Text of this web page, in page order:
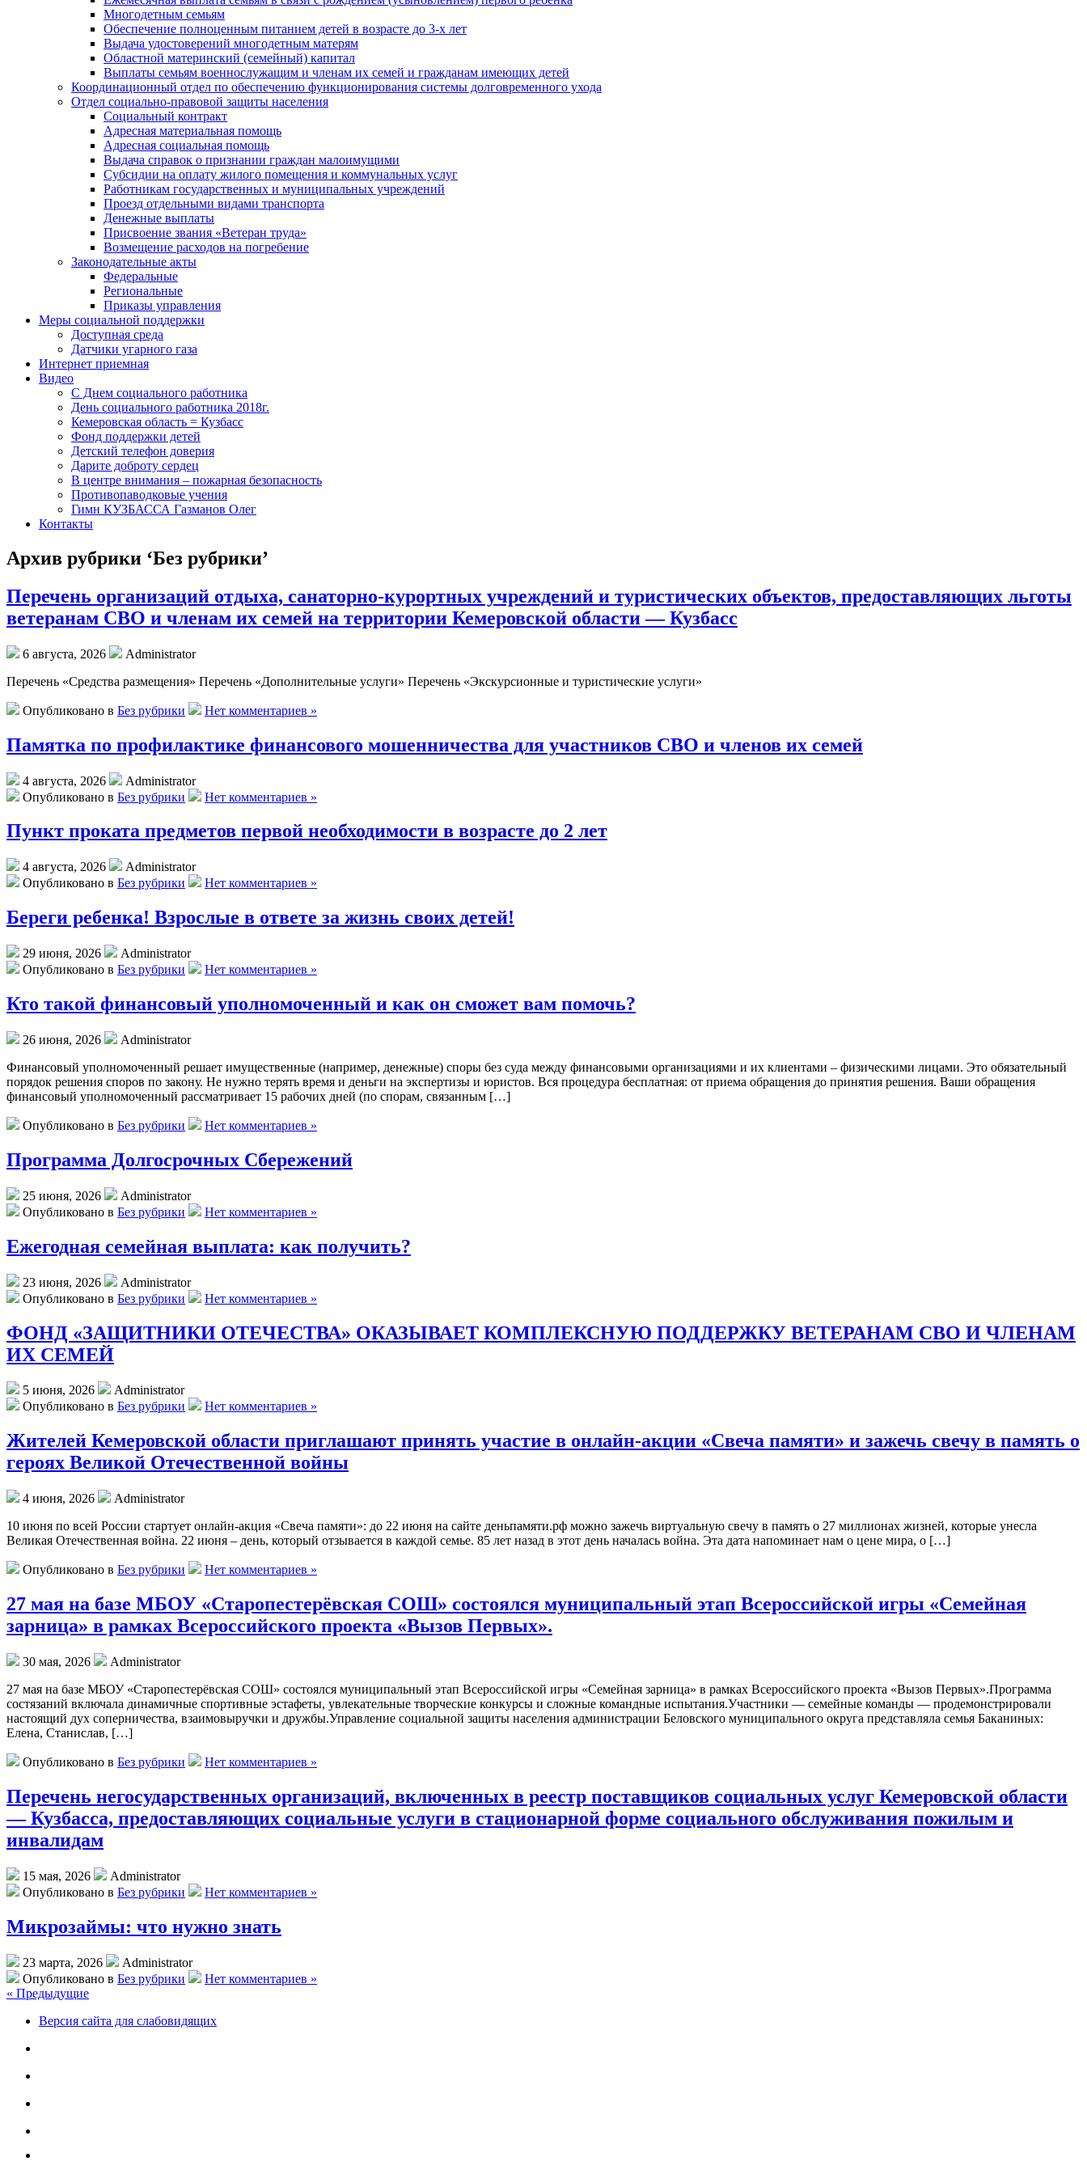
Многодетным семьям
Обеспечение полноценным питанием детей в возрасте до 3-х лет
Выдача удостоверений многодетным матерям
Областной материнский (семейный) капитал
Выплаты семьям военнослужащим и членам их семей и гражданам имеющих детей
Координационный отдел по обеспечению функционирования системы долговременного ухода
Отдел социально-правовой защиты населения
Социальный контракт
Адресная материальная помощь
Адресная социальная помощь
Выдача справок о признании граждан малоимущими
Субсидии на оплату жилого помещения и коммунальных услуг
Работникам государственных и муниципальных учреждений
Проезд отдельными видами транспорта
Денежные выплаты
Присвоение звания «Ветеран труда»
Возмещение расходов на погребение
Законодательные акты
Федеральные
Региональные
Приказы управления
Меры социальной поддержки
Доступная среда
Датчики угарного газа
Интернет приемная
Видео
С Днем социального работника
День социального работника 2018г.
Кемеровская область = Кузбасс
Фонд поддержки детей
Детский телефон доверия
Дарите доброту сердец
В центре внимания – пожарная безопасность
Противопаводковые учения
Гимн КУЗБАССА Газманов Олег
Контакты
Архив рубрики ‘Без рубрики’
Перечень организаций отдыха, санаторно-курортных учреждений и туристических объектов, предоставляющих льготы
ветеранам СВО и членам их семей на территории Кемеровской области — Кузбасс
6 августа, 2026
Administrator
Перечень «Средства размещения» Перечень «Дополнительные услуги» Перечень «Экскурсионные и туристические услуги»
Опубликовано в Без рубрики Нет комментариев »
Памятка по профилактике финансового мошенничества для участников СВО и членов их семей
4 августа, 2026
Administrator
Опубликовано в Без рубрики Нет комментариев »
Пункт проката предметов первой необходимости в возрасте до 2 лет
4 августа, 2026
Administrator
Опубликовано в Без рубрики Нет комментариев »
Береги ребенка! Взрослые в ответе за жизнь своих детей!
29 июня, 2026
Administrator
Опубликовано в Без рубрики Нет комментариев »
Кто такой финансовый уполномоченный и как он сможет вам помочь?
26 июня, 2026
Administrator
Финансовый уполномоченный решает имущественные (например, денежные) споры без суда между финансовыми организациями и их клиентами – физическими лицами. Это обязательный
порядок решения споров по закону. Не нужно терять время и деньги на экспертизы и юристов. Вся процедура бесплатная: от приема обращения до принятия решения. Ваши обращения
финансовый уполномоченный рассматривает 15 рабочих дней (по спорам, связанным […]
Опубликовано в Без рубрики Нет комментариев »
Программа Долгосрочных Сбережений
25 июня, 2026
Administrator
Опубликовано в Без рубрики Нет комментариев »
Ежегодная семейная выплата: как получить?
23 июня, 2026
Administrator
Опубликовано в Без рубрики Нет комментариев »
ФОНД «ЗАЩИТНИКИ ОТЕЧЕСТВА» ОКАЗЫВАЕТ КОМПЛЕКСНУЮ ПОДДЕРЖКУ ВЕТЕРАНАМ СВО И ЧЛЕНАМ
ИХ СЕМЕЙ
5 июня, 2026
Administrator
Опубликовано в Без рубрики Нет комментариев »
Жителей Кемеровской области приглашают принять участие в онлайн-акции «Свеча памяти» и зажечь свечу в память о
героях Великой Отечественной войны
4 июня, 2026
Administrator
10 июня по всей России стартует онлайн-акция «Свеча памяти»: до 22 июня на сайте деньпамяти.рф можно зажечь виртуальную свечу в память о 27 миллионах жизней, которые унесла
Великая Отечественная война. 22 июня – день, который отзывается в каждой семье. 85 лет назад в этот день началась война. Эта дата напоминает нам о цене мира, о […]
Опубликовано в Без рубрики Нет комментариев »
27 мая на базе МБОУ «Старопестерёвская СОШ» состоялся муниципальный этап Всероссийской игры «Семейная
зарница» в рамках Всероссийского проекта «Вызов Первых».
30 мая, 2026
Administrator
27 мая на базе МБОУ «Старопестерёвская СОШ» состоялся муниципальный этап Всероссийской игры «Семейная зарница» в рамках Всероссийского проекта «Вызов Первых».Программа
состязаний включала динамичные спортивные эстафеты, увлекательные творческие конкурсы и сложные командные испытания.Участники — семейные команды — продемонстрировали
настоящий дух соперничества, взаимовыручки и дружбы.Управление социальной защиты населения администрации Беловского муниципального округа представляла семья Баканиных:
Елена, Станислав, […]
Опубликовано в Без рубрики Нет комментариев »
Перечень негосударственных организаций, включенных в реестр поставщиков социальных услуг Кемеровской области
— Кузбасса, предоставляющих социальные услуги в стационарной форме социального обслуживания пожилым и
инвалидам
15 мая, 2026
Administrator
Опубликовано в Без рубрики Нет комментариев »
Микрозаймы: что нужно знать
23 марта, 2026
Administrator
Опубликовано в Без рубрики
Нет комментариев »
« Предыдущие
Версия сайта для слабовидящих